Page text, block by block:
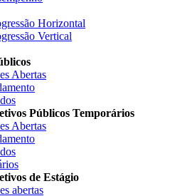
Horizontal
Vertical
Abertas
Públicos Temporários
Abertas
de Estágio
abertas